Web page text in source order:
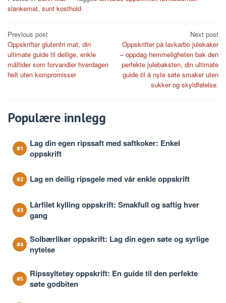
slankemat, sunt kosthold
Post
navigation
Previous post
Oppskrifter glutenfri mat, din
ultimate guide til deilige, enkle
måltider som forvandler hverdagen
helt uten kompromisser
Next post
Oppskrifter på lavkarbo julekaker
– oppdag hemmeligheten bak den
perfekte julebaksten, din ultimate
guide til å nyte søte smaker uten
sukker og skyldfølelse.
Populære innlegg
Lag din egen ripssaft med saftkoker: Enkel
oppskrift
Lag en deilig ripsgele med vår enkle oppskrift
Lårfilet kylling oppskrift: Smakfull og saftig hver
gang
Solbærlikør oppskrift: Lag din egen søte og syrlige
nytelse
Ripssyltetøy oppskrift: En guide til den perfekte
søte godbiten